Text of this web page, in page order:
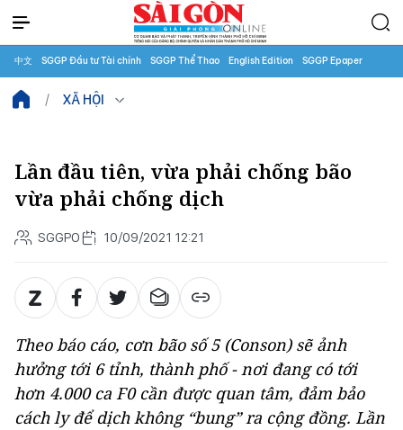
中文 SGGP Đầu tư Tài chính SGGP Thể Thao English Edition SGGP Epaper
XÃ HỘI
Lần đầu tiên, vừa phải chống bão
vừa phải chống dịch
SGGPO 10/09/2021 12:21
Theo báo cáo, cơn bão số 5 (Conson) sẽ ảnh
hưởng tới 6 tỉnh, thành phố - nơi đang có tới
hơn 4.000 ca F0 cần được quan tâm, đảm bảo
cách ly để dịch không “bung” ra cộng đồng. Lần